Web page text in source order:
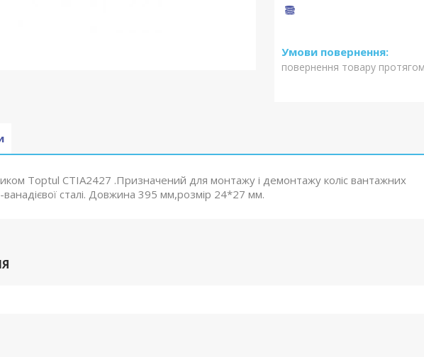
повернення товару
Toptul CTIA2427 .Призначений для монтажу і демонтажу коліс вантажних
сталі. Довжина 395 мм,розмір 24*27 мм.